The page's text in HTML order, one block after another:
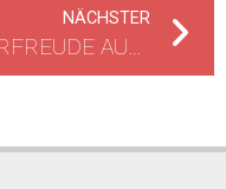
NÄCHSTER
VORFREUDE AUF DEN HESSENTAG 2017